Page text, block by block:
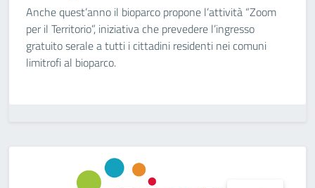
Anche quest’anno il bioparco propone l’attività “Zoom
per il Territorio”, iniziativa che prevedere l’ingresso
gratuito serale a tutti i cittadini residenti nei comuni
limitrofi al bioparco.